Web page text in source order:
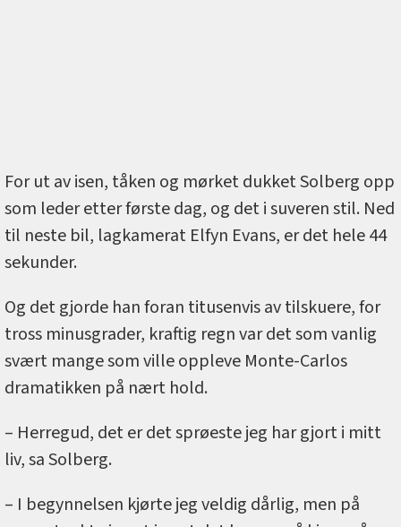
For ut av isen, tåken og mørket dukket Solberg opp
som leder etter første dag, og det i suveren stil. Ned
til neste bil, lagkamerat Elfyn Evans, er det hele 44
sekunder.
Og det gjorde han foran titusenvis av tilskuere, for
tross minusgrader, kraftig regn var det som vanlig
svært mange som ville oppleve Monte-Carlos
dramatikken på nært hold.
– Herregud, det er det sprøeste jeg har gjort i mitt
liv, sa Solberg.
– I begynnelsen kjørte jeg veldig dårlig, men på